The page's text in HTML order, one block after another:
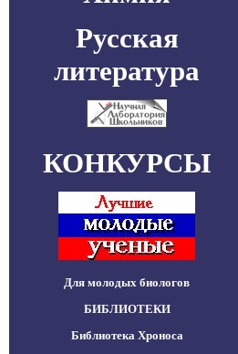
Русская
литература
КОНКУРСЫ
Для молодых биологов
БИБЛИОТЕКИ
Библиотека Хроноса